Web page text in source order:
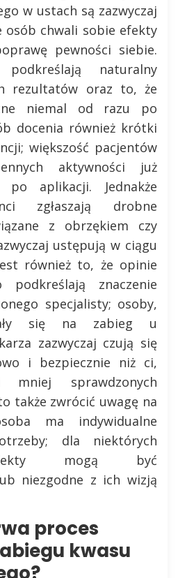
w ustach są zazwyczaj
osób chwali sobie efekty
pewności siebie.
naturalny
rezultatów oraz to, że
niemal od razu po
docenia również krótki
większość pacjentów
aktywności już
po aplikacji. Jednakże
zgłaszają drobne
z obrzękiem czy
ustępują w ciągu
również to, że opinie
podkreślają znaczenie
specjalisty; osoby,
się na zabieg u
zazwyczaj czują się
i bezpiecznie niż ci,
mniej sprawdzonych
także zwrócić uwagę na
ma indywidualne
dla niektórych
mogą być
niezgodne z ich wizją
proces
kwasu